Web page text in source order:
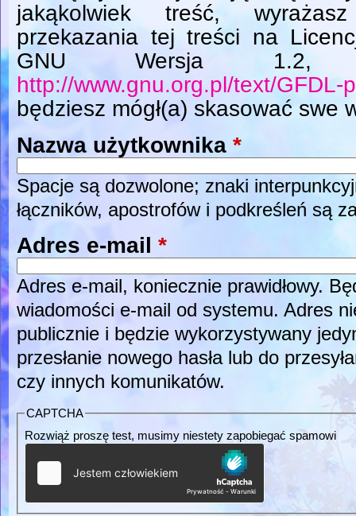
jakąkolwiek treść,
przekazania tej treści na
GNU Wersja 1.2,
http://www.gnu.org.pl/text/GFDL-
będziesz mógł(a) skasować swe
Nazwa użytkownika *
Spacje są dozwolone; znaki
łączników, apostrofów i podkreśleń są
Adres e-mail *
Adres e-mail, koniecznie prawidłowy.
wiadomości e-mail od systemu. Adres
publicznie i będzie wykorzystywany
przesłanie nowego hasła lub do
czy innych komunikatów.
CAPTCHA
Rozwiąż proszę test, musimy niestety zapobiegać spamowi